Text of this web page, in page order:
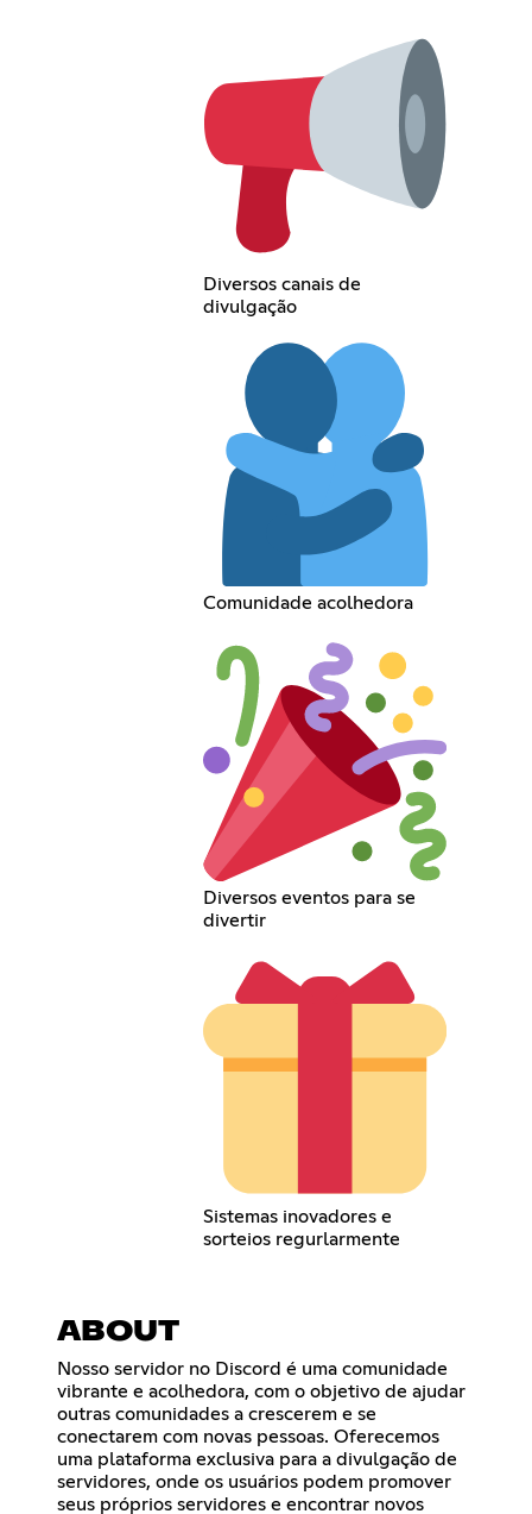
Diversos canais de
divulgação
Comunidade acolhedora
Diversos eventos para se
divertir
Sistemas inovadores e
sorteios regurlarmente
ABOUT
Nosso servidor no Discord é uma comunidade
vibrante e acolhedora, com o objetivo de ajudar
outras comunidades a crescerem e se
conectarem com novas pessoas. Oferecemos
uma plataforma exclusiva para a divulgação de
servidores, onde os usuários podem promover
seus próprios servidores e encontrar novos